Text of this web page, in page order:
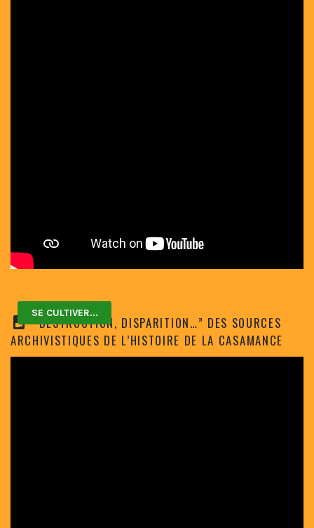
SE CULTIVER...
“DESTRUCTION, DISPARITION…” DES SOURCES
ARCHIVISTIQUES DE L’HISTOIRE DE LA CASAMANCE